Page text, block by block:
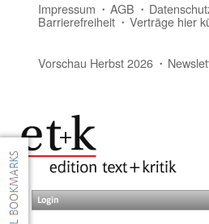
Impressum AGB
Barrierefreiheit Verträge hier
Vorschau Herbst 2026
Login